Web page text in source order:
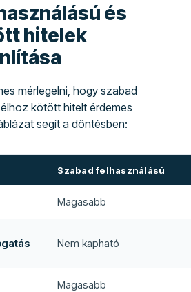
és
hitelek
mérlegelni, hogy szabad
kötött hitelt érdemes
segít a döntésben:
Szabad felhasználású
Magasabb
Nem kapható
Magasabb